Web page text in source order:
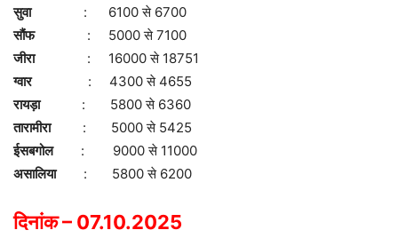
सुवा : 6100 से 6700
सौंफ
: 5000 से 7100
जीरा : 16000 से 18751
ग्वार
: 4300 से 4655
रायड़ा : 5800 से 6360
तारामीरा: 5000 से 5425
ईसबगोल
: 9000 से 11000
असालिया : 5800 से 6200
दिनांक – 07.10.2025